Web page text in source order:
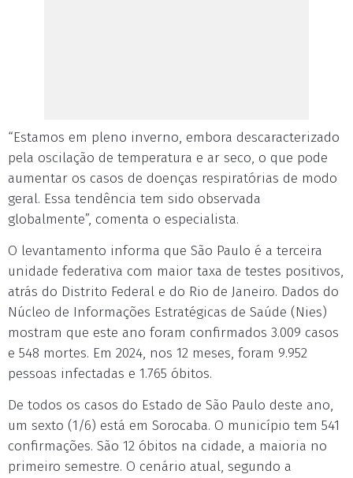
“Estamos em pleno inverno, embora descaracterizado
pela oscilação de temperatura e ar seco, o que pode
aumentar os casos de doenças respiratórias de modo
geral. Essa tendência tem sido observada
globalmente”, comenta o especialista.
O levantamento informa que São Paulo é a terceira
unidade federativa com maior taxa de testes positivos,
atrás do Distrito Federal e do Rio de Janeiro. Dados do
Núcleo de Informações Estratégicas de Saúde (Nies)
mostram que este ano foram confirmados 3.009 casos
e 548 mortes. Em 2024, nos 12 meses, foram 9.952
pessoas infectadas e 1.765 óbitos.
De todos os casos do Estado de São Paulo deste ano,
um sexto (1/6) está em Sorocaba. O município tem 541
confirmações. São 12 óbitos na cidade, a maioria no
primeiro semestre. O cenário atual, segundo a